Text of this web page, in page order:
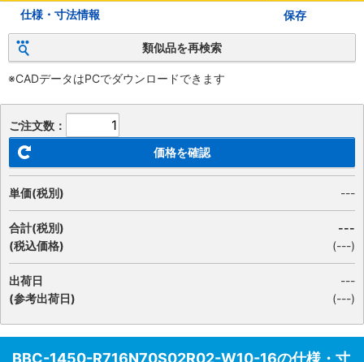
仕様・寸法情報 保存
類似品を再検索
※CADデータはPCでダウンロードできます
ご注文数：
価格を確認
単価(税別) ---
合計(税別)
(税込価格)
---
(---)
出荷日
(参考出荷日)
---
(---)
BBC-1450-R716N70S02R02-W10-16の仕様・寸